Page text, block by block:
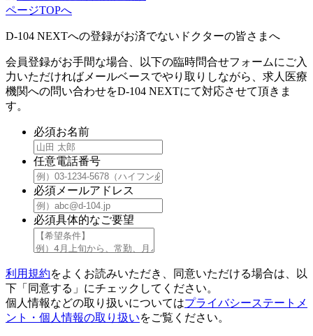
ページTOPへ
D-104 NEXTへの登録がお済でないドクターの皆さまへ
会員登録がお手間な場合、以下の臨時問合せフォームにご入
力いただければメールベースでやり取りしながら、求人医療
機関への問い合わせをD-104 NEXTにて対応させて頂きま
す。
必須お名前
任意電話番号
必須 メールアドレス
必須具体的なご要望
利用規約をよくお読みいただき、同意いただける場合は、以
下「同意する」にチェックしてください。
個人情報などの取り扱いについてはプライバシーステートメ
ント・個人情報の取り扱いをご覧ください。